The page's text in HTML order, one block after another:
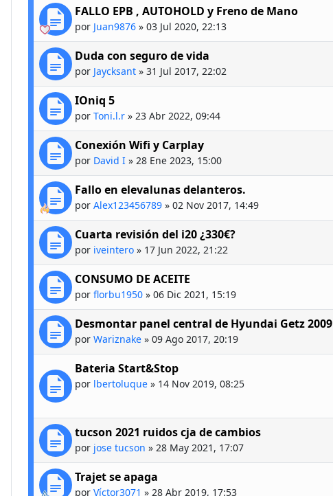
FALLO EPB , AUTOHOLD y Freno de Mano
por Juan9876 » 03 Jul 2020, 22:13
Duda con seguro de vida
por Jaycksant » 31 Jul 2017, 22:02
IOniq 5
por Toni.l.r » 23 Abr 2022, 09:44
Conexión Wifi y Carplay
por David I » 28 Ene 2023, 15:00
Fallo en elevalunas delanteros.
por Alex123456789 » 02 Nov 2017, 14:49
Cuarta revisión del i20 ¿330€?
por iveintero » 17 Jun 2022, 21:22
CONSUMO DE ACEITE
por florbu1950 » 06 Dic 2021, 15:19
Desmontar panel central de Hyundai Getz 2009
por Wariznake » 09 Ago 2017, 20:19
Bateria Start&Stop
por lbertoluque » 14 Nov 2019, 08:25
tucson 2021 ruidos cja de cambios
por jose tucson » 28 May 2021, 17:07
Trajet se apaga
por Víctor3071 » 28 Abr 2019, 17:53